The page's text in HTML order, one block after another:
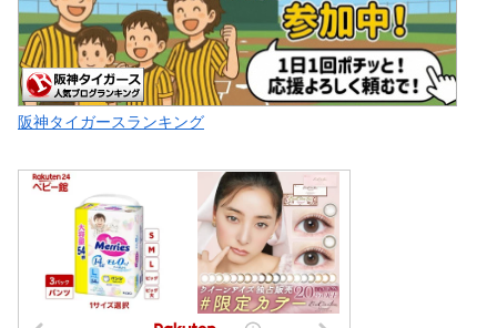
阪神タイガースランキング